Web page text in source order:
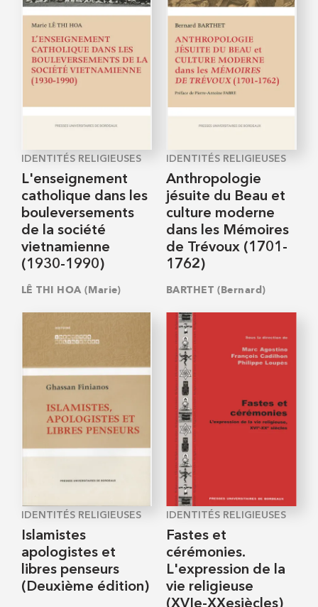
IDENTITÉS RELIGIEUSES
L'enseignement
catholique dans les
bouleversements
de la société
vietnamienne
(1930-1990)
LÊ THI HOA (Marie)
IDENTITÉS RELIGIEUSES
Anthropologie
jésuite du Beau et
culture moderne
dans les Mémoires
de Trévoux (1701-
1762)
BARTHET (Bernard)
IDENTITÉS RELIGIEUSES
Islamistes
apologistes et
libres penseurs
(Deuxième édition)
IDENTITÉS RELIGIEUSES
Fastes et
cérémonies.
L'expression de la
vie religieuse